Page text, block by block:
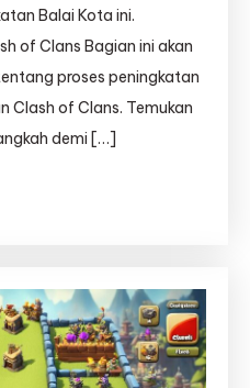
Balai Kota ini.
of Clans Bagian ini akan
proses peningkatan
Clash of Clans. Temukan
demi […]